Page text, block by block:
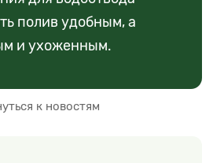
полив удобным, а
и ухоженным.
к новостям